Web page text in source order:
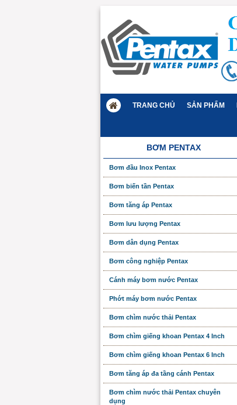
TRANG CHỦ SẢN PHẨM
BƠM PENTAX
Bơm đầu Inox Pentax
Bơm biến tần Pentax
Bơm tăng áp Pentax
Bơm lưu lượng Pentax
Bơm dân dụng Pentax
Bơm công nghiệp Pentax
Cánh máy bơm nước Pentax
Phớt máy bơm nước Pentax
Bơm chìm nước thải Pentax
Bơm chìm giếng khoan Pentax 4 Inch
Bơm chìm giếng khoan Pentax 6 Inch
Bơm tăng áp đa tầng cánh Pentax
Bơm chìm nước thải Pentax chuyên
dụng